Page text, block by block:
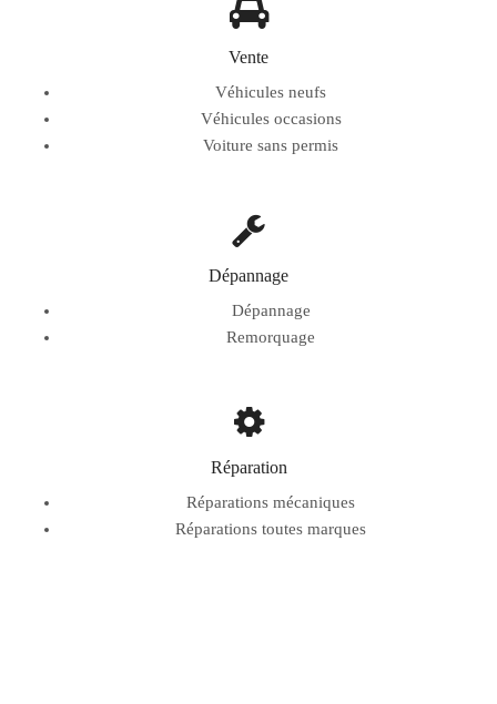
Vente
Véhicules neufs
Véhicules occasions
Voiture sans permis
Dépannage
Dépannage
Remorquage
Réparation
Réparations mécaniques
Réparations toutes marques